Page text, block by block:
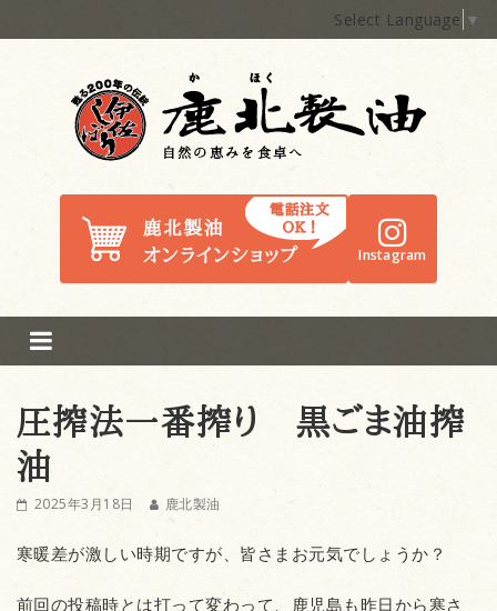
Select Language ▼
Instagram
圧搾法一番搾り 黒ごま油搾
油
2025年3月18日 鹿北製油
寒暖差が激しい時期ですが、皆さまお元気でしょうか？
前回の投稿時とは打って変わって、鹿児島も昨日から寒さ